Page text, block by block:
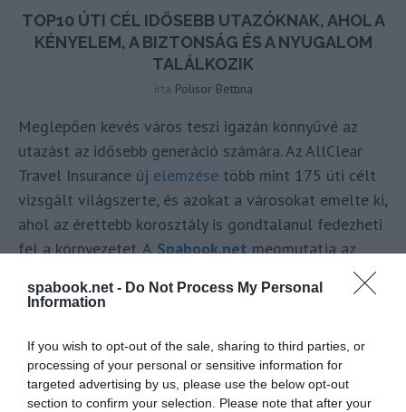
spabook.net - Do Not Process My Personal
Information
If you wish to opt-out of the sale, sharing to third parties, or
processing of your personal or sensitive information for
targeted advertising by us, please use the below opt-out
section to confirm your selection. Please note that after your
TOP10 ÚTI CÉL IDŐSEBB UTAZÓKNAK, AHOL A
KÉNYELEM, A BIZTONSÁG ÉS A NYUGALOM
TALÁLKOZIK
írta Polisor Bettina
Meglepően kevés város teszi igazán könnyűvé az
utazást az idősebb generáció számára. Az AllClear
Travel Insurance új elemzése több mint 175 úti célt
vizsgált világszerte, és azokat a városokat emelte ki,
ahol az érettebb korosztály is gondtalanul fedezheti
fel a környezetet. A Spabook.net megmutatja az